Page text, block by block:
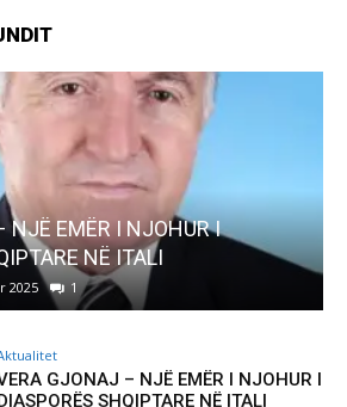
NJË EMËR I NJOHUR I
NË ITALI
2025 1
GJONAJ – NJË EMËR I NJOHUR I
SHQIPTARE NË ITALI